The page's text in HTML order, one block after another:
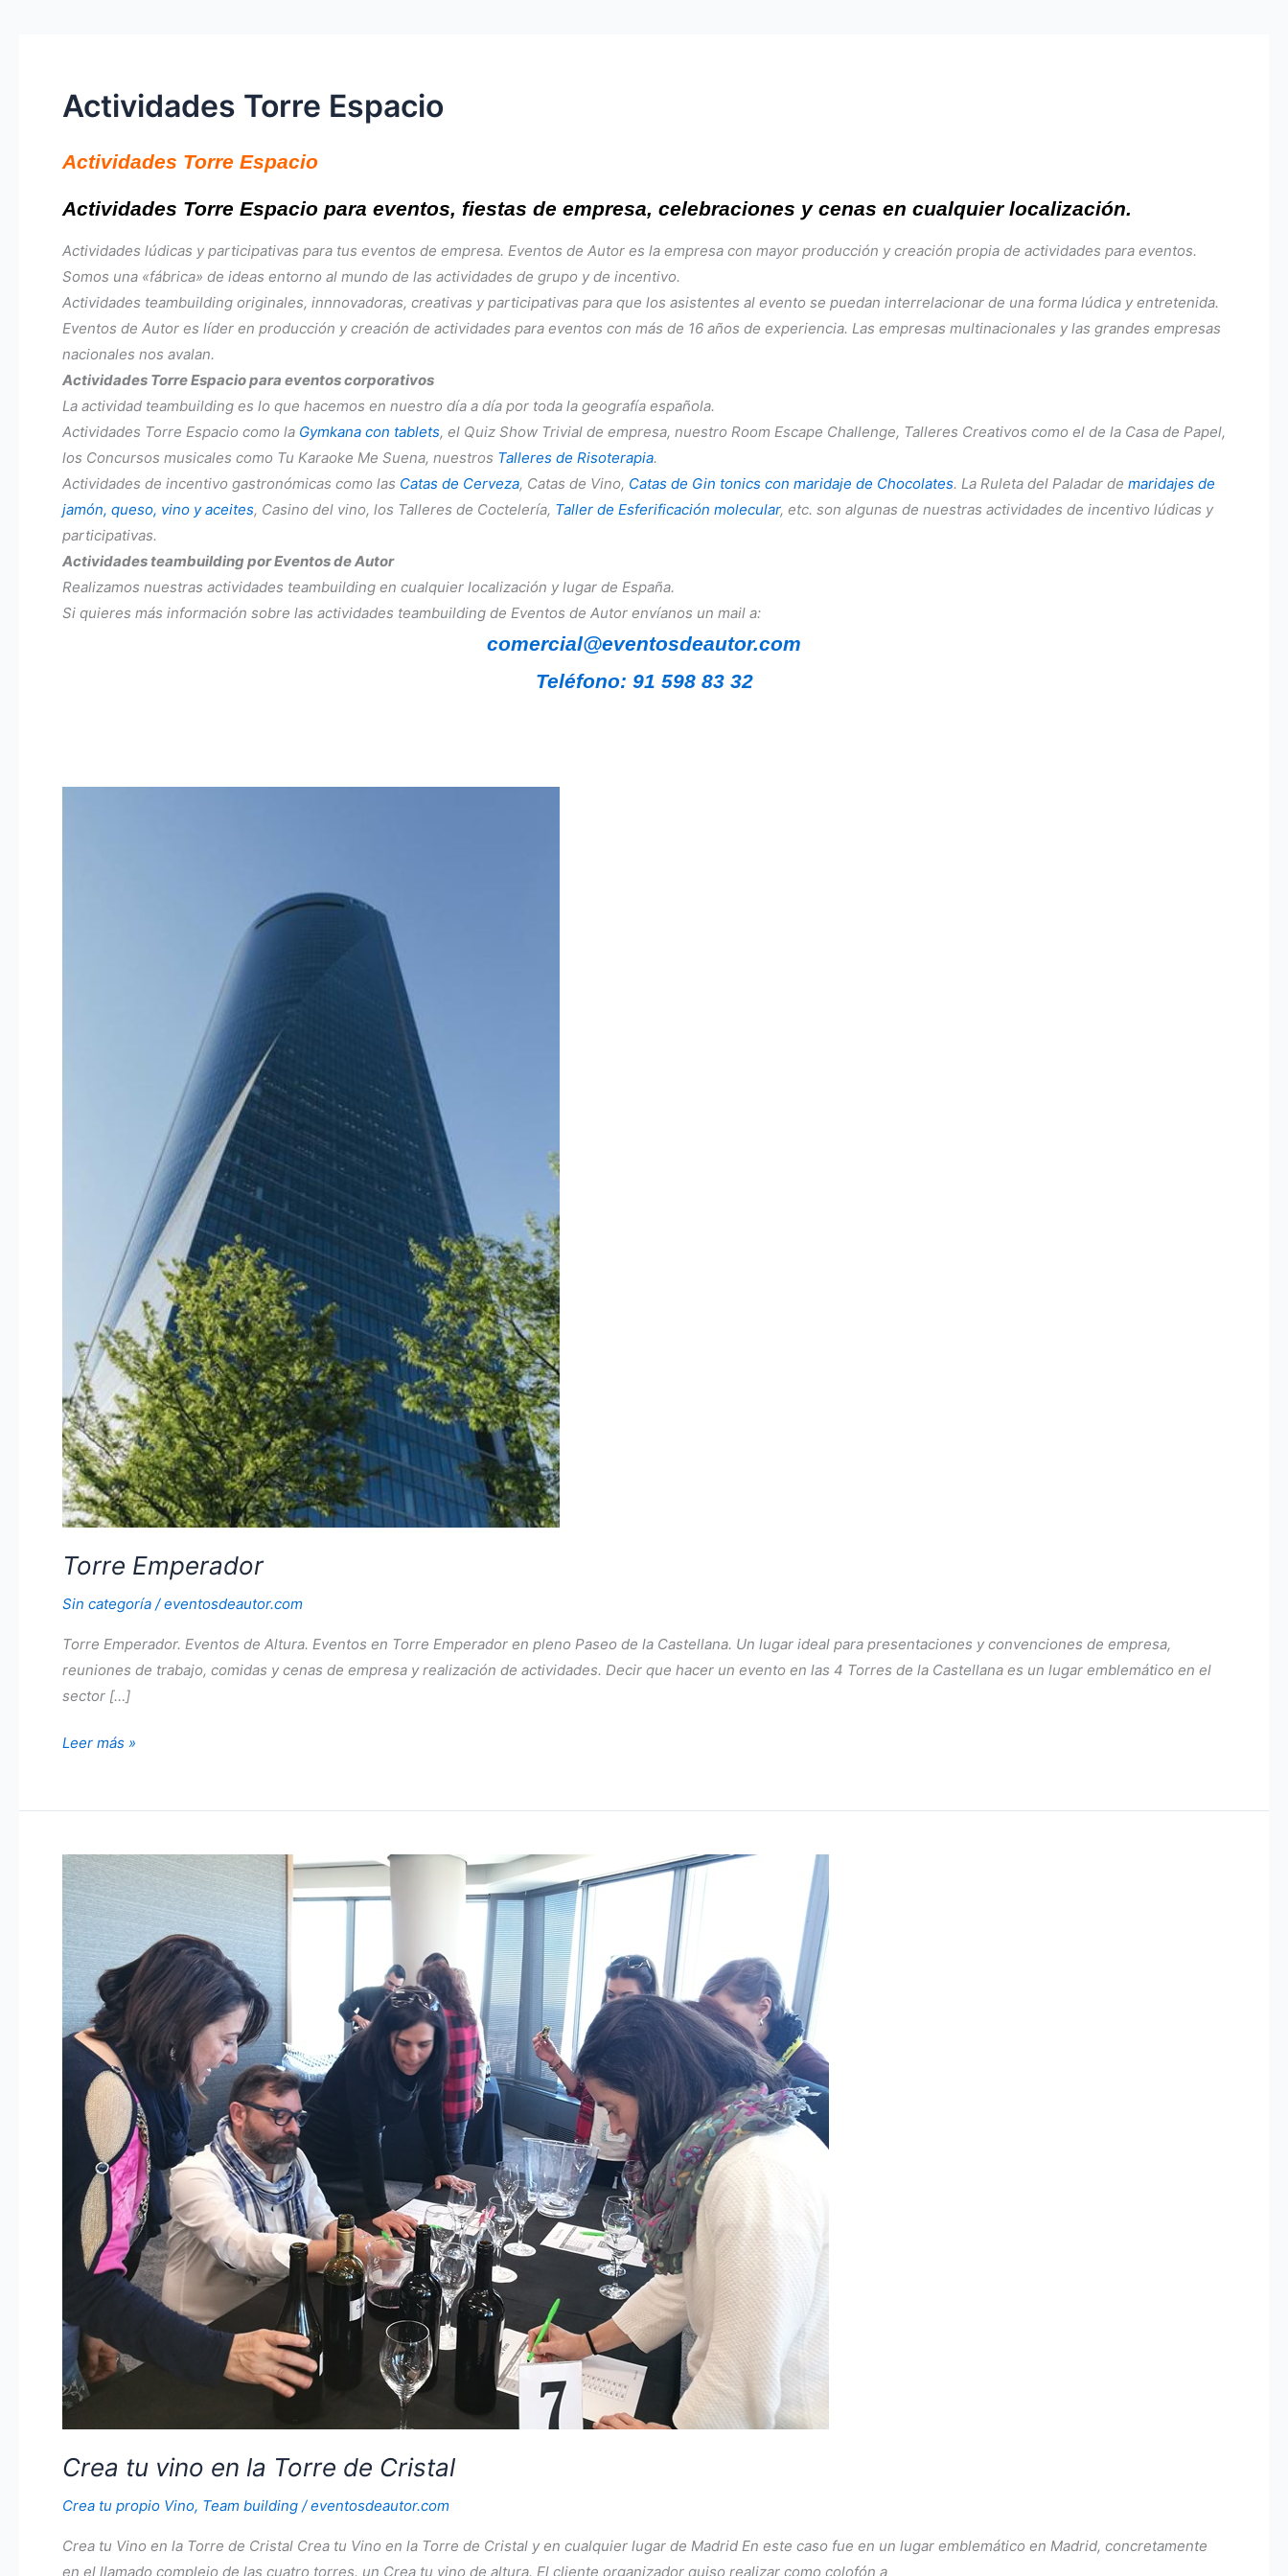
Actividades Torre Espacio
Actividades Torre Espacio
Actividades Torre Espacio para eventos, fiestas de empresa, celebraciones y cenas en cualquier localización.
Actividades lúdicas y participativas para tus eventos de empresa. Eventos de Autor es la empresa con mayor producción y creación propia de actividades para eventos.
Somos una «fábrica» de ideas entorno al mundo de las actividades de grupo y de incentivo.
Actividades teambuilding originales, innnovadoras, creativas y participativas para que los asistentes al evento se puedan interrelacionar de una forma lúdica y entretenida.
Eventos de Autor es líder en producción y creación de actividades para eventos con más de 16 años de experiencia. Las empresas multinacionales y las grandes empresas
nacionales nos avalan.
Actividades Torre Espacio para eventos corporativos
La actividad teambuilding es lo que hacemos en nuestro día a día por toda la geografía española.
Actividades Torre Espacio como la Gymkana con tablets, el Quiz Show Trivial de empresa, nuestro Room Escape Challenge, Talleres Creativos como el de la Casa de Papel,
los Concursos musicales como Tu Karaoke Me Suena, nuestros Talleres de Risoterapia.
Actividades de incentivo gastronómicas como las Catas de Cerveza, Catas de Vino, Catas de Gin tonics con maridaje de Chocolates. La Ruleta del Paladar de maridajes de
jamón, queso, vino y aceites, Casino del vino, los Talleres de Coctelería, Taller de Esferificación molecular, etc. son algunas de nuestras actividades de incentivo lúdicas y
participativas.
Actividades teambuilding por Eventos de Autor
Realizamos nuestras actividades teambuilding en cualquier localización y lugar de España.
Si quieres más información sobre las actividades teambuilding de Eventos de Autor envíanos un mail a:
comercial@eventosdeautor.com
Teléfono: 91 598 83 32
Torre Emperador
Sin categoría /eventosdeautor.com
Torre Emperador. Eventos de Altura. Eventos en Torre Emperador en pleno Paseo de la Castellana. Un lugar ideal para presentaciones y convenciones de empresa,
reuniones de trabajo, comidas y cenas de empresa y realización de actividades. Decir que hacer un evento en las 4 Torres de la Castellana es un lugar emblemático en el
sector […]
Torre
Leer más »
Crea tu vino en la Torre de Cristal
Crea tu propio Vino, Team building /eventosdeautor.com
Crea tu Vino en la Torre de Cristal Crea tu Vino en la Torre de Cristal y en cualquier lugar de Madrid En este caso fue en un lugar emblemático en Madrid, concretamente
en el llamado complejo de las cuatro torres. un Crea tu vino de altura. El cliente organizador quiso realizar como colofón a